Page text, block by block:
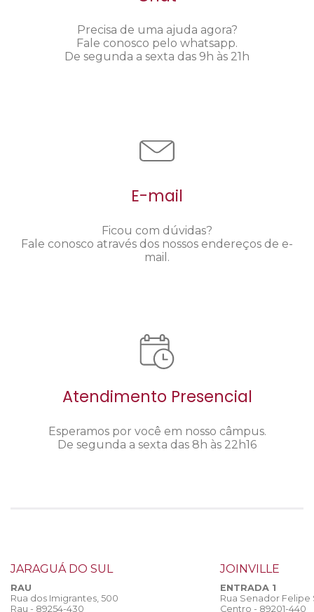
Precisa de uma ajuda agora?
Fale conosco pelo whatsapp.
De segunda a sexta das 9h às 21h
E-mail
Ficou com dúvidas?
Fale conosco através dos nossos endereços de e-
mail.
Atendimento Presencial
Esperamos por você em nosso câmpus.
De segunda a sexta das 8h às 22h16
JARAGUÁ DO SUL
RAU
Rua dos Imigrantes, 500
Rau - 89254-430
JOINVILLE
ENTRADA 1
Rua Senador
Centro - 89201-440